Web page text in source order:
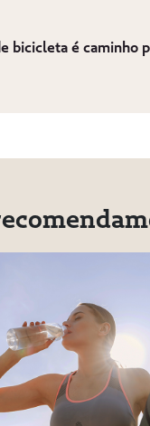
bicicleta é caminho